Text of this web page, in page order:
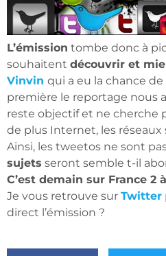
L’émission tombe donc à
souhaitent découvrir et
Vinvin qui a eu la chance
première le reportage nous
reste objectif et ne cherche
de plus Internet, les réseaux
Ainsi, les tweetos ne sont
sujets seront semble t-il
C’est demain sur France 2
Je vous retrouve sur Twitter
direct l’émission ?